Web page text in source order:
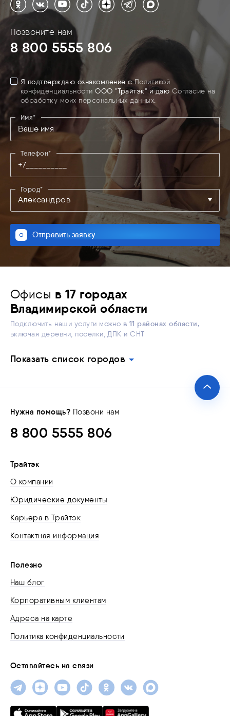
Позвоните нам
8 800 5555 806
Я подтверждаю ознакомление сПолитикой
конфиденциальности ООО "Трайтэк" и даю Согласие на
обработку моих персональных данных.
Имя*
Телефон*
Александров
Владимир
Вязники
Гороховец
Карабаново
Киржач
Кольчугино
Лакинск
Петушки
Ставрово
Струнино
Город*
Отправить заявку
Офисы в 17 городах
Владимирской области
Подключить наши услуги можно в 11 районах области,
включая деревни, поселки, ДПК и СНТ
Показать список городов
Нужна помощь? Позвони нам
8 800 5555 806
Трайтэк
О компании
Юридические документы
Карьера в Трайтэк
Контактная информация
Полезно
Наш блог
Корпоративным клиентам
Адреса на карте
Политика конфиденциальности
Оставайтесь на связи